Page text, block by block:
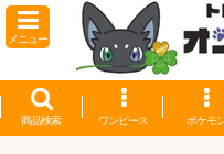
メニュー
商品検索 ワンピース ポケモ